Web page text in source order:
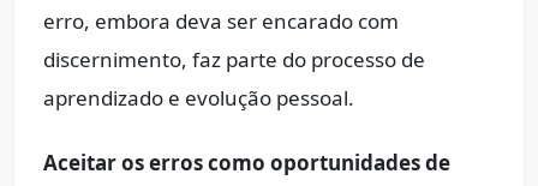
erro, embora deva ser encarado com
discernimento, faz parte do processo de
aprendizado e evolução pessoal.
Aceitar os erros como oportunidades de